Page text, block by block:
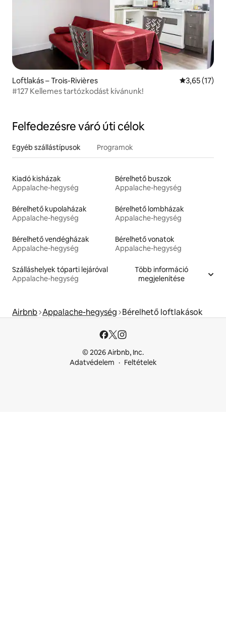
Loftlakás – Trois-Rivières Átlagos
3,65 (17)
#127 Kellemes tartózkodást kívánunk!
Felfedezésre váró úti célok
Egyéb szállástípusok Programok
Kiadó kisházak
Appalache-hegység
Bérelhető buszok
Appalache-hegység
Bérelhető kupolaházak
Appalache-hegység
Bérelhető lombházak
Appalache-hegység
Bérelhető vendégházak
Appalache-hegység
Bérelhető vonatok
Appalache-hegység
Szálláshelyek tóparti lejáróval
Appalache-hegység
Több információ
megjelenítése
Airbnb Appalache-hegység Bérelhető loftlakások
© 2026 Airbnb, Inc.
Adatvédelem
Feltételek